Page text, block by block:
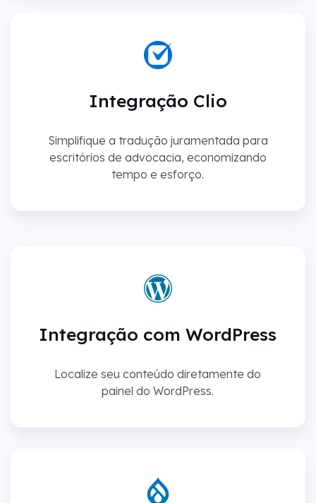
Integração Clio
Simplifique a tradução juramentada para
escritórios de advocacia, economizando
tempo e esforço.
Integração com WordPress
Localize seu conteúdo diretamente do
painel do WordPress.